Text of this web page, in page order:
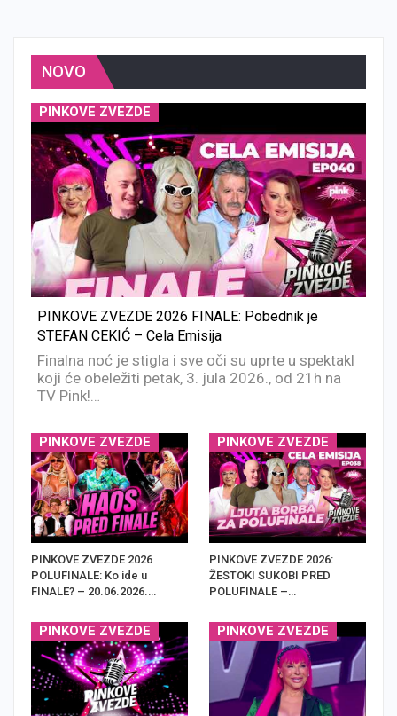
NOVO
PINKOVE ZVEZDE
PINKOVE ZVEZDE 2026 FINALE: Pobednik je
STEFAN CEKIĆ – Cela Emisija
Finalna noć je stigla i sve oči su uprte u spektakl
koji će obeležiti petak, 3. jula 2026., od 21h na
TV Pink!…
PINKOVE ZVEZDE
PINKOVE ZVEZDE 2026
POLUFINALE: Ko ide u
FINALE? – 20.06.2026.…
PINKOVE ZVEZDE
PINKOVE ZVEZDE 2026:
ŽESTOKI SUKOBI PRED
POLUFINALE –…
PINKOVE ZVEZDE PINKOVE ZVEZDE